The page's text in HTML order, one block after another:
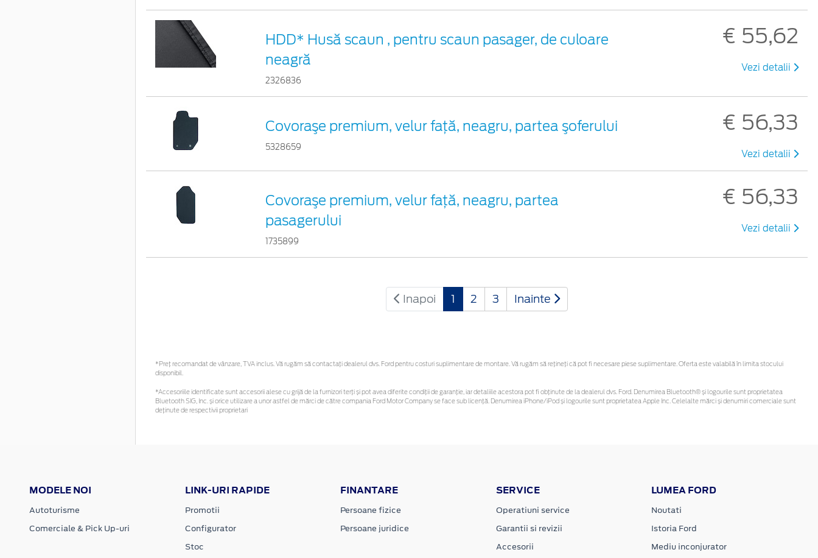
HDD* Husă scaun , pentru scaun pasager, de culoare
neagră
2326836
€ 55,62
Vezi detalii
Covoraşe premium, velur faţă, neagru, partea şoferului
5328659
€ 56,33
Vezi detalii
Covoraşe premium, velur faţă, neagru, partea
pasagerului
1735899
€ 56,33
Vezi detalii
Inapoi 1 2 3 Inainte
*Preţ recomandat de vânzare, TVA inclus. Vă rugăm să contactaţi dealerul dvs. Ford pentru costuri suplimentare de montare. Vă rugăm să rețineți că pot fi necesare piese suplimentare. Oferta este valabilă în limita stocului
disponibil.
*Accesoriile identificate sunt accesorii alese cu grijă de la furnizori terți și pot avea diferite condiții de garanție, iar detaliile acestora pot fi obținute de la dealerul dvs. Ford. Denumirea Bluetooth® și logourile sunt proprietatea
Bluetooth SIG, Inc. și orice utilizare a unor astfel de mărci de către compania Ford Motor Company se face sub licență. Denumirea iPhone/iPod și logourile sunt proprietatea Apple Inc. Celelalte mărci și denumiri comerciale sunt
deținute de respectivii proprietari
MODELE NOI
Autoturisme
Comerciale & Pick Up-uri
LINK-URI RAPIDE
Promotii
Configurator
Stoc
FINANTARE
Persoane fizice
Persoane juridice
SERVICE
Operatiuni service
Garantii si revizii
Accesorii
LUMEA FORD
Noutati
Istoria Ford
Mediu inconjurator